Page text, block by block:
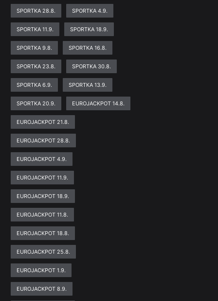
SPORTKA 28.8. SPORTKA 4.9.
SPORTKA 11.9. SPORTKA 18.9.
SPORTKA 9.8. SPORTKA 16.8.
SPORTKA 23.8. SPORTKA 30.8.
SPORTKA 6.9. SPORTKA 13.9.
SPORTKA 20.9. EUROJACKPOT 14.8.
EUROJACKPOT 21.8.
EUROJACKPOT 28.8.
EUROJACKPOT 4.9.
EUROJACKPOT 11.9.
EUROJACKPOT 18.9.
EUROJACKPOT 11.8.
EUROJACKPOT 18.8.
EUROJACKPOT 25.8.
EUROJACKPOT 1.9.
EUROJACKPOT 8.9.